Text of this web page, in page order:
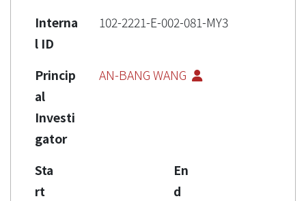
Interna
l ID
102-2221-E-002-081-MY3
Princip
al
Investi
gator
AN-BANG WANG
Sta
rt
En
d